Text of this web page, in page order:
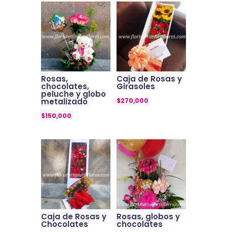
Rosas,
chocolates,
peluche y globo
metalizado
$150,000
Caja de Rosas y
Girasoles
$270,000
Caja de Rosas y
Chocolates
Rosas, globos y
chocolates